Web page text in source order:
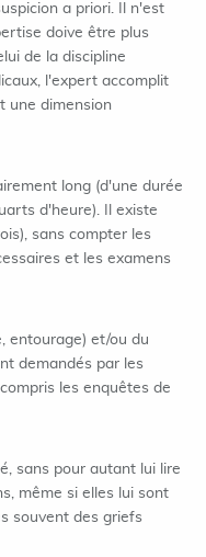
a priori. Il n'est
doive être plus
de la discipline
l'expert accomplit
une dimension
long (d'une durée
d'heure). Il existe
sans compter les
et les examens
entourage) et/ou du
demandés par les
les enquêtes de
sans pour autant lui lire
même si elles lui sont
souvent des griefs